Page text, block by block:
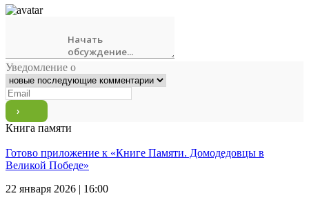
Уведомление о
Книга памяти
Готово приложение к «Книге Памяти. Домодедовцы в
Великой Победе»
22 января 2026 | 16:00